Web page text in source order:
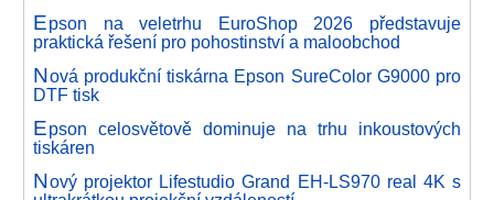
Epson na veletrhu EuroShop 2026 představuje
praktická řešení pro pohostinství a maloobchod
Nová produkční tiskárna Epson SureColor G9000 pro
DTF tisk
Epson celosvětově dominuje na trhu inkoustových
tiskáren
Nový projektor Lifestudio Grand EH-LS970 real 4K s